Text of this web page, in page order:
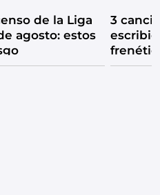
de la Liga
agosto: estos
3